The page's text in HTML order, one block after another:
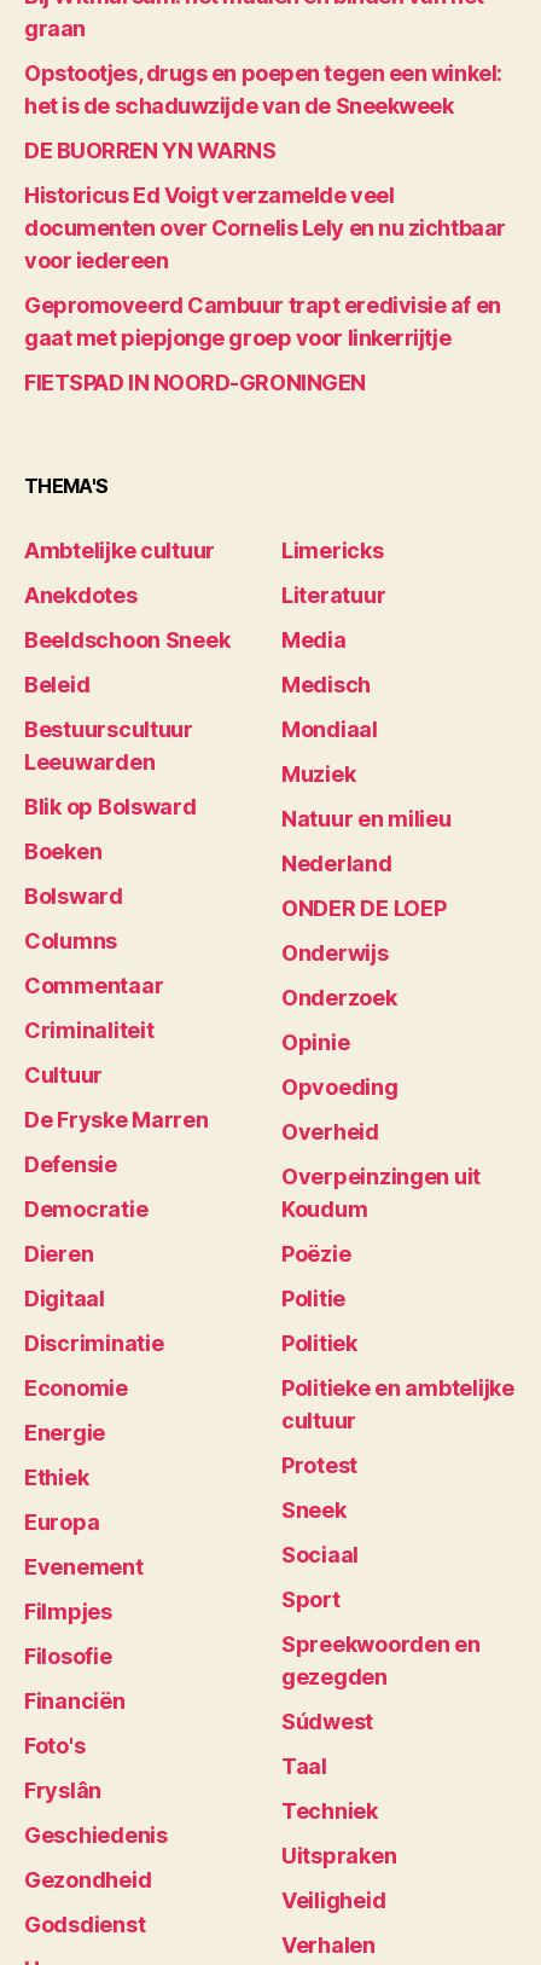
graan
Opstootjes, drugs en poepen tegen een winkel:
het is de schaduwzijde van de Sneekweek
DE BUORREN YN WARNS
Historicus Ed Voigt verzamelde veel
documenten over Cornelis Lely en nu zichtbaar
voor iedereen
Gepromoveerd Cambuur trapt eredivisie af en
gaat met piepjonge groep voor linkerrijtje
FIETSPAD IN NOORD-GRONINGEN
THEMA'S
Ambtelijke cultuur
Anekdotes
Beeldschoon Sneek
Beleid
Bestuurscultuur
Leeuwarden
Blik op Bolsward
Boeken
Bolsward
Columns
Commentaar
Criminaliteit
Cultuur
De Fryske Marren
Defensie
Democratie
Dieren
Digitaal
Discriminatie
Economie
Energie
Ethiek
Europa
Evenement
Filmpjes
Filosofie
Financiën
Foto's
Fryslân
Geschiedenis
Gezondheid
Godsdienst
Limericks
Literatuur
Media
Medisch
Mondiaal
Muziek
Natuur en milieu
Nederland
ONDER DE LOEP
Onderwijs
Onderzoek
Opinie
Opvoeding
Overheid
Overpeinzingen uit
Koudum
Poëzie
Politie
Politiek
Politieke en ambtelijke
cultuur
Protest
Sneek
Sociaal
Sport
Spreekwoorden en
gezegden
Súdwest
Taal
Techniek
Uitspraken
Veiligheid
Verhalen